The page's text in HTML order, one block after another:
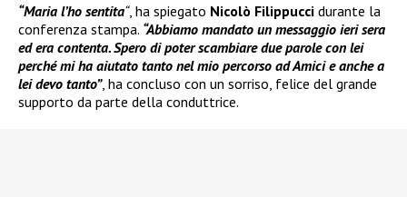
“Maria l’ho sentita“, ha spiegato Nicolò Filippucci durante la
conferenza stampa. “Abbiamo mandato un messaggio ieri sera
ed era contenta. Spero di poter scambiare due parole con lei
perché mi ha aiutato tanto nel mio percorso ad Amici e anche a
lei devo tanto”, ha concluso con un sorriso, felice del grande
supporto da parte della conduttrice.